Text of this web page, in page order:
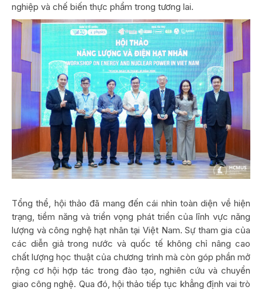
nghiệp và chế biến thực phẩm trong tương lai.
Tổng thể, hội thảo đã mang đến cái nhìn toàn diện về hiện
trạng, tiềm năng và triển vọng phát triển của lĩnh vực năng
lượng và công nghệ hạt nhân tại Việt Nam. Sự tham gia của
các diễn giả trong nước và quốc tế không chỉ nâng cao
chất lượng học thuật của chương trình mà còn góp phần mở
rộng cơ hội hợp tác trong đào tạo, nghiên cứu và chuyển
giao công nghệ. Qua đó, hội thảo tiếp tục khẳng định vai trò